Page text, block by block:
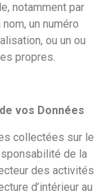
notamment par
un numéro
ou un ou
propres.
vos Données
collectées sur le
de la
des activités
d’intérieur au